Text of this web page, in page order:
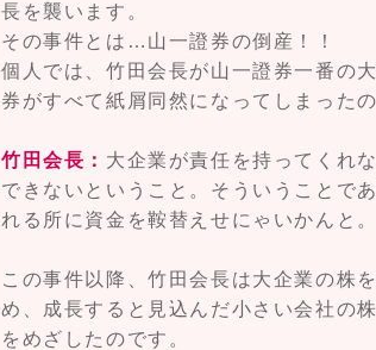
長を襲います。
その事件とは…山一證券の倒産！！
個人では、竹田会長が山一證券一番の
券がすべて紙屑同然になってしまったの
竹田会長： 大企業が責任を持ってくれ
できないということ。そういうことで
れる所に資金を鞍替えせにゃいかんと。
この事件以降、竹田会長は大企業の株
め、成長すると見込んだ小さい会社の
をめざしたのです。